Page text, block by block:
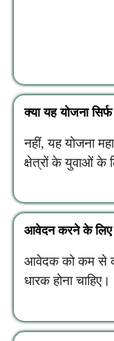
क्या यह योजना
नहीं, यह योजना
क्षेत्रों के युवाओं के
आवेदन करने के लिए
आवेदक को कम से कम
धारक होना चाहिए।